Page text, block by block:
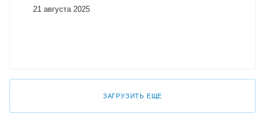
21 августа 2025
ЗАГРУЗИТЬ ЕЩЕ